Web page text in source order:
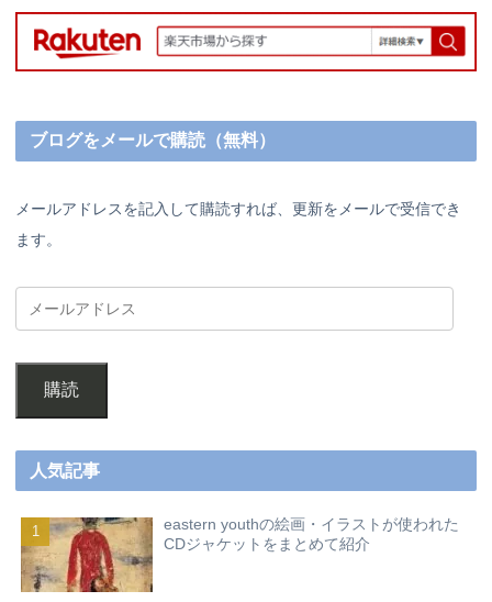
ブログをメールで購読（無料）
メールアドレスを記入して購読すれば、更新をメールで受信でき
ます。
購読
人気記事
eastern youthの絵画・イラストが使われた
CDジャケットをまとめて紹介